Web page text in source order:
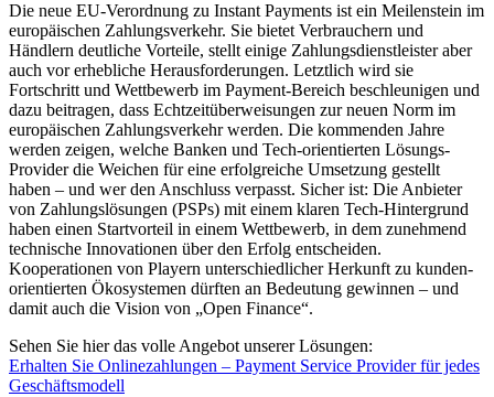
Die neue EU-Verordnung zu Instant Payments ist ein Meilenstein im
europäischen Zahlungsverkehr. Sie bietet Verbrauchern und
Händlern deutliche Vorteile, stellt einige Zahlungsdienstleister aber
auch vor erhebliche Herausforderungen. Letztlich wird sie
Fortschritt und Wettbewerb im Payment-Bereich beschleunigen und
dazu beitragen, dass Echtzeitüberweisungen zur neuen Norm im
europäischen Zahlungsverkehr werden. Die kommenden Jahre
werden zeigen, welche Banken und Tech-orientierten Lösungs-
Provider die Weichen für eine erfolgreiche Umsetzung gestellt
haben – und wer den Anschluss verpasst. Sicher ist: Die Anbieter
von Zahlungslösungen (PSPs) mit einem klaren Tech-Hintergrund
haben einen Startvorteil in einem Wettbewerb, in dem zunehmend
technische Innovationen über den Erfolg entscheiden.
Kooperationen von Playern unterschiedlicher Herkunft zu kunden-
orientierten Ökosystemen dürften an Bedeutung gewinnen – und
damit auch die Vision von „Open Finance“.
Sehen Sie hier das volle Angebot unserer Lösungen:
Erhalten Sie Onlinezahlungen – Payment Service Provider für jedes
Geschäftsmodell